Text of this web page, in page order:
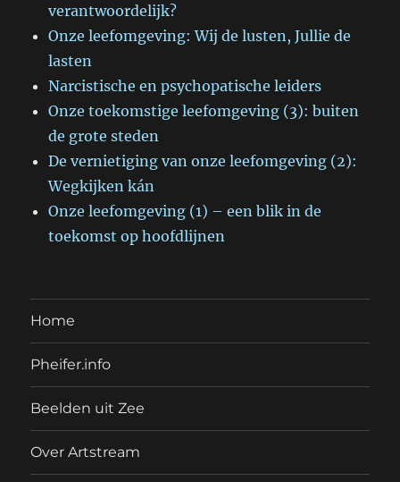
verantwoordelijk?
Onze leefomgeving: Wij de lusten, Jullie de
lasten
Narcistische en psychopatische leiders
Onze toekomstige leefomgeving (3): buiten
de grote steden
De vernietiging van onze leefomgeving (2):
Wegkijken kán
Onze leefomgeving (1) – een blik in de
toekomst op hoofdlijnen
Home
Pheifer.info
Beelden uit Zee
Over Artstream